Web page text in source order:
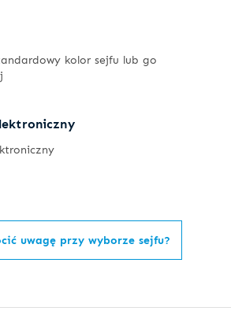
kolor sejfu lub go
uwagę przy wyborze sejfu?